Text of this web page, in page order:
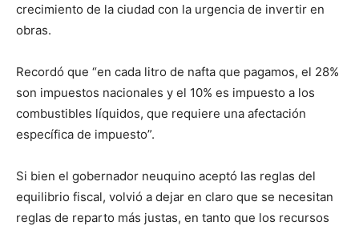
crecimiento de la ciudad con la urgencia de invertir en
obras.
Recordó que “en cada litro de nafta que pagamos, el 28%
son impuestos nacionales y el 10% es impuesto a los
combustibles líquidos, que requiere una afectación
específica de impuesto”.
Si bien el gobernador neuquino aceptó las reglas del
equilibrio fiscal, volvió a dejar en claro que se necesitan
reglas de reparto más justas, en tanto que los recursos